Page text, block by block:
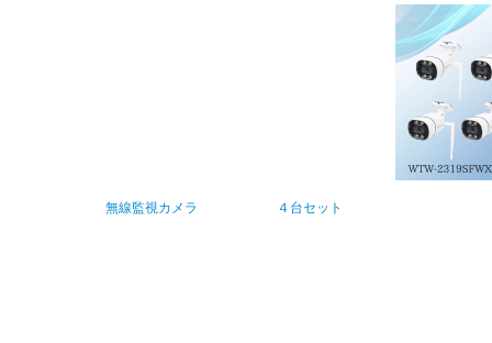
無線監視カメラ ４台セット